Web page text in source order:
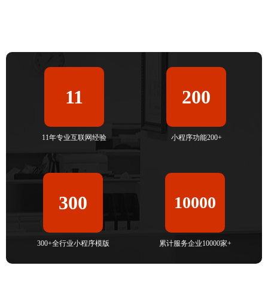
11
11年专业互联网经验
200
小程序功能200+
300
300+全行业小程序模版
10000
累计服务企业10000家+